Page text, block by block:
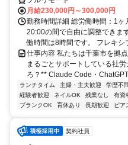
月給230,000円～300,000円
勤務時間詳細 総労働時間：1
20:00の間で自由に調整できま
働時間は8時間です。 フレキシ
仕事内容 私たちは千葉市を拠
まるごとサポートしている社
ろ？** Claude Code・
ランチタイム 主婦・主夫歓迎 学歴不
経験者歓迎
ネイルOK 残業なし 有資
ブランクOK
育休あり 長期歓迎 ピア
契約社員